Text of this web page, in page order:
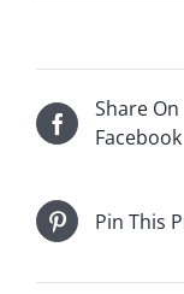
Share On
Facebook
Pin This